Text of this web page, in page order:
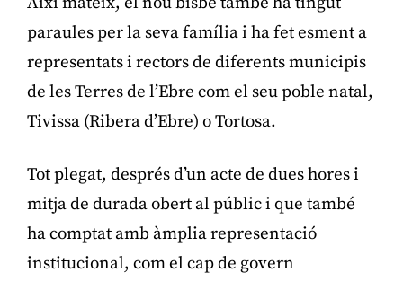
paraules per la seva família i ha fet esment a
representats i rectors de diferents municipis
de les Terres de l’Ebre com el seu poble natal,
Tivissa (Ribera d’Ebre) o Tortosa.
Tot plegat, després d’un acte de dues hores i
mitja de durada obert al públic i que també
ha comptat amb àmplia representació
institucional, com el cap de govern